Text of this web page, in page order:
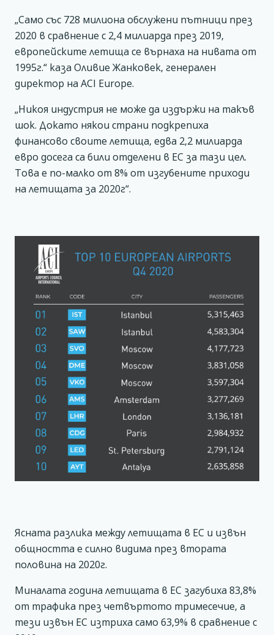
„Само със 728 милиона обслужени пътници през
2020 в сравнение с 2,4 милиарда през 2019,
европейските летища се върнаха на нивата от
1995г.“ каза Оливие Жанковек, генерален
директор на ACI Europe.
„Никоя индустрия не може да издържи на такъв
шок. Докато някои страни подкрепиха
финансово своите летища, едва 2,2 милиарда
евро досега са били отделени в ЕС за тази цел.
Това е по-малко от 8% от изгубените приходи
на летищата за 2020г“.
Ясната разлика между летищата в ЕС и извън
общността е силно видима през втората
половина на 2020г.
Миналата година летищата в ЕС загубиха 83,8%
от трафика през четвъртото тримесечие, а
тези извън ЕС изтриха само 63,9% в сравнение с